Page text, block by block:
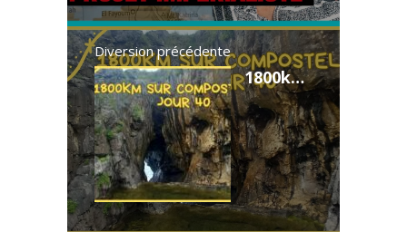
boutique/ma
nuel-
strategique-
de-la-
palestine-et-
du-moyen-
orient/
Diversion précédente
1800km sur compostelle jour 40 Hortigal - Pendueles 23.5km #caminodelnorte